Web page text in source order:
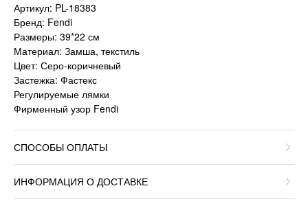
Артикул: PL-18383
Бренд: Fendi
Размеры: 39*22 см
Материал: Замша, текстиль
Цвет: Серо-коричневый
Застежка: Фастекс
Регулируемые лямки
Фирменный узор Fendi
СПОСОБЫ ОПЛАТЫ
ИНФОРМАЦИЯ О ДОСТАВКЕ